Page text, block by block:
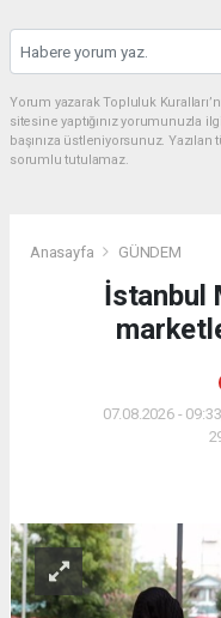
Yorum yazarak Topluluk
sitesine yaptığınız yorumunuzla
başınıza üstleniyorsunuz.
sorumlu tutulamaz.
Anasayfa GÜNDEM
İstanbul
07.08.2026 -